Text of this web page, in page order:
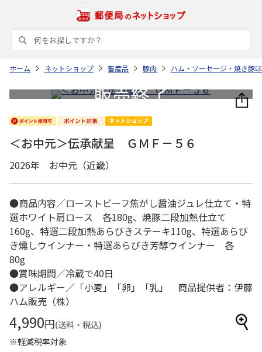
ホーム ネットショップ 畜産品 豚肉 ハム・ソーセージ・焼き豚
＜お中元＞伝承献呈 ＧＭＦ－５６
2026年 お中元（近畿）
●商品内容／ローストビーフ焦がし醤油ジュレ仕立て・特
選ホワイト肩ロース 各180g、焼豚二段加熱仕立て
160g、特選二段加熱あらびきステーキ110g、特選あらび
き燻しウインナー・特選あらびき芳醇ウインナー 各
80g
●賞味期間／冷蔵で40日
●アレルギー／「小麦」「卵」「乳」 商品提供者：伊藤
ハム販売（株）
4,990円(送料・税込)
※軽減税率対象